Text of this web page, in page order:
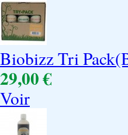
Biobizz Tri
29,00 €
Voir